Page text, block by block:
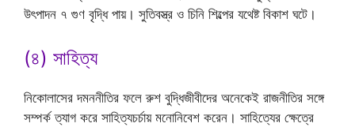
উৎপাদন ৭ গুণ বৃদ্ধি পায়। সুতিবস্ত্র ও চিনি শিল্পের যথেষ্ট বিকাশ ঘটে।
(৪) সাহিত্য
নিকোলাসের দমননীতির ফলে রুশ বুদ্ধিজীবীদের অনেকেই রাজনীতির সঙ্গে
সম্পর্ক ত্যাগ করে সাহিত্যচর্চায় মনোনিবেশ করেন। সাহিত্যের ক্ষেত্রে